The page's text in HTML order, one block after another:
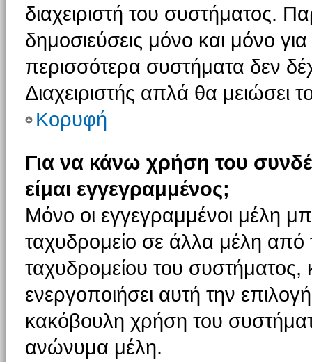
διαχειριστή του συστήματος.
δημοσιεύσεις μόνο και μόνο
περισσότερα συστήματα δεν
Διαχειριστής απλά θα μειώσει
Κορυφή
Για να κάνω χρήση του
είμαι εγγεγραμμένος;
Μόνο οι εγγεγραμμένοι μέλη
ταχυδρομείο σε άλλα μέλη
ταχυδρομείου του συστήματος,
ενεργοποιήσει αυτή την
κακόβουλη χρήση του
ανώνυμα μέλη.